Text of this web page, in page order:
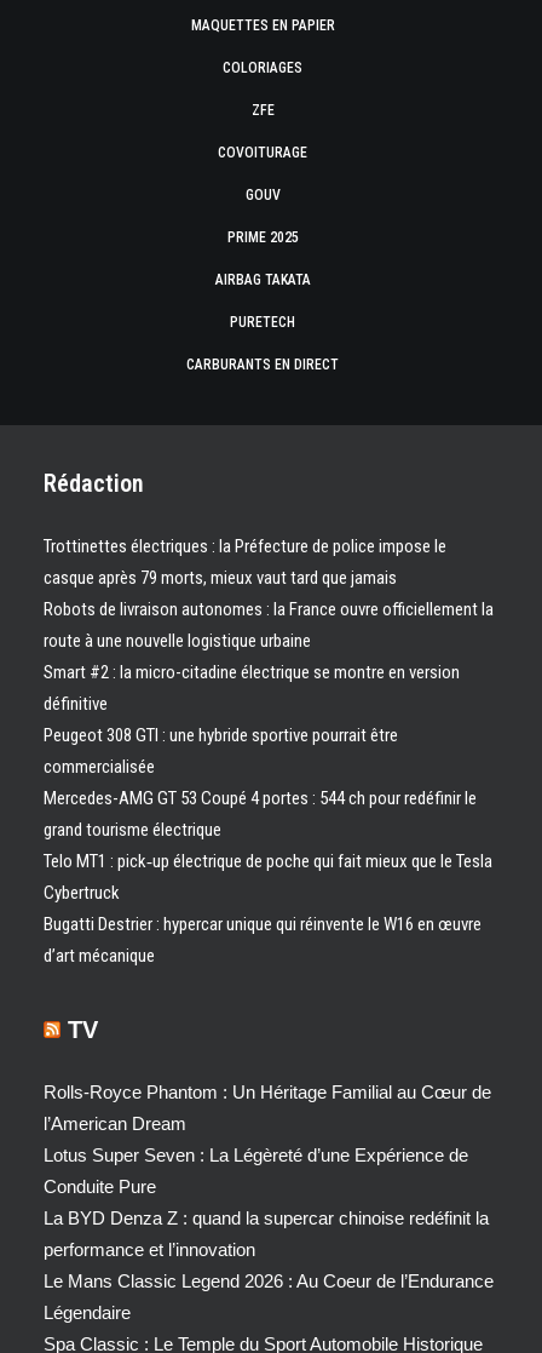
MAQUETTES EN PAPIER
COLORIAGES
ZFE
COVOITURAGE
GOUV
PRIME 2025
AIRBAG TAKATA
PURETECH
CARBURANTS EN DIRECT
Rédaction
Trottinettes électriques : la Préfecture de police impose le
casque après 79 morts, mieux vaut tard que jamais
Robots de livraison autonomes : la France ouvre officiellement la
route à une nouvelle logistique urbaine
Smart #2 : la micro-citadine électrique se montre en version
définitive
Peugeot 308 GTI : une hybride sportive pourrait être
commercialisée
Mercedes-AMG GT 53 Coupé 4 portes : 544 ch pour redéfinir le
grand tourisme électrique
Telo MT1 : pick‑up électrique de poche qui fait mieux que le Tesla
Cybertruck
Bugatti Destrier : hypercar unique qui réinvente le W16 en œuvre
d’art mécanique
TV
Rolls-Royce Phantom : Un Héritage Familial au Cœur de
l’American Dream
Lotus Super Seven : La Légèreté d’une Expérience de
Conduite Pure
La BYD Denza Z : quand la supercar chinoise redéfinit la
performance et l’innovation
Le Mans Classic Legend 2026 : Au Coeur de l’Endurance
Légendaire
Spa Classic : Le Temple du Sport Automobile Historique